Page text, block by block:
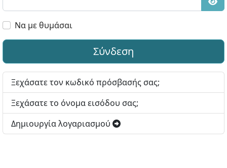
Να με θυμάσαι
Σύνδεση
Ξεχάσατε τον κωδικό πρόσβασής σας;
Ξεχάσατε το όνομα εισόδου σας;
Δημιουργία λογαριασμού